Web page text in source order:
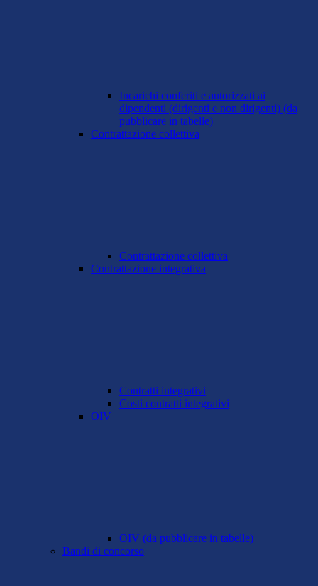
Incarichi conferiti e autorizzati ai
dipendenti (dirigenti e non dirigenti) (da
pubblicare in tabelle)
Contrattazione collettiva
Contrattazione collettiva
Contrattazione integrativa
Contratti integrativi
Costi contratti integrativi
OIV
OIV (da pubblicare in tabelle)
Bandi di concorso